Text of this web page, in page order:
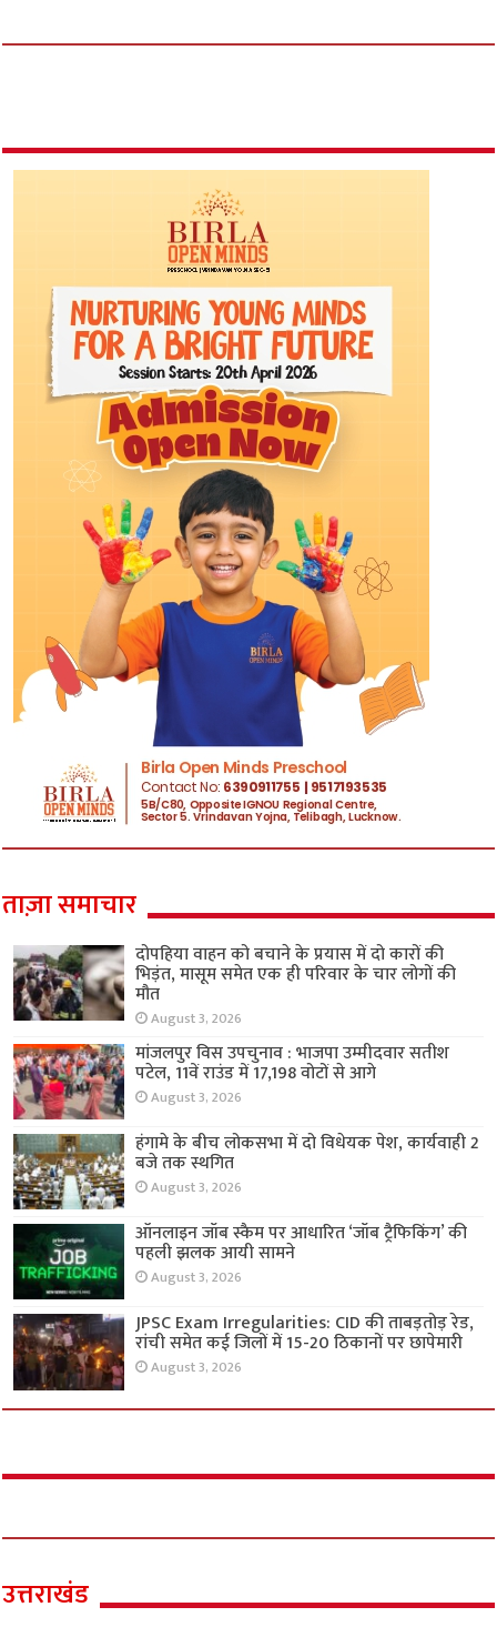
ताज़ा समाचार
दोपहिया वाहन को बचाने के प्रयास में दो कारों की
भिड़ंत, मासूम समेत एक ही परिवार के चार लोगों की
मौत
August 3, 2026
मांजलपुर विस उपचुनाव : भाजपा उम्मीदवार सतीश
पटेल, 11वें राउंड में 17,198 वोटों से आगे
August 3, 2026
हंगामे के बीच लोकसभा में दो विधेयक पेश, कार्यवाही 2
बजे तक स्थगित
August 3, 2026
ऑनलाइन जॉब स्कैम पर आधारित ‘जॉब ट्रैफिकिंग’ की
पहली झलक आयी सामने
August 3, 2026
JPSC Exam Irregularities: CID की ताबड़तोड़ रेड,
रांची समेत कई जिलों में 15-20 ठिकानों पर छापेमारी
August 3, 2026
उत्तराखंड